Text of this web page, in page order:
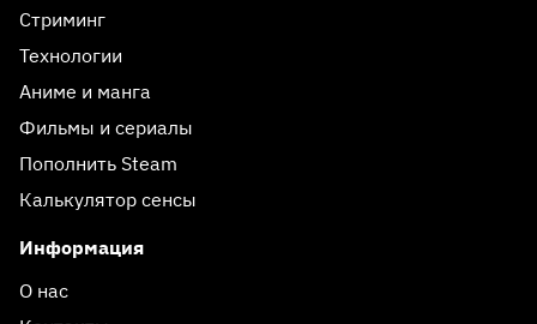
Стриминг
Технологии
Аниме и манга
Фильмы и сериалы
Пополнить Steam
Калькулятор сенсы
Информация
О нас